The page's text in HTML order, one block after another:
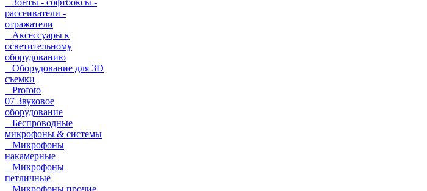
Зонты - софтбоксы -
рассеиватели -
отражатели
Аксессуары к
осветительному
оборудованию
Оборудование для 3D
съемки
Profoto
07 Звуковое
оборудование
Беспроводные
микрофоны & системы
Микрофоны
накамерные
Микрофоны
петличные
Микрофоны прочие